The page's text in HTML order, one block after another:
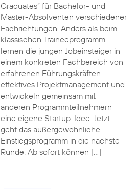
Graduates“ für Bachelor- und
Master-Absolventen verschiedener
Fachrichtungen. Anders als beim
klassischen Traineeprogramm
lernen die jungen Jobeinsteiger in
einem konkreten Fachbereich von
erfahrenen Führungskräften
effektives Projektmanagement und
entwickeln gemeinsam mit
anderen Programmteilnehmern
eine eigene Startup-Idee. Jetzt
geht das außergewöhnliche
Einstiegsprogramm in die nächste
Runde. Ab sofort können […]